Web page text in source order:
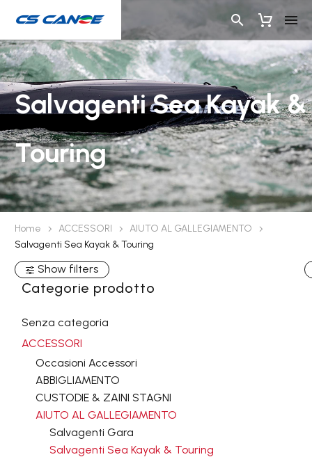
Salvagenti Sea Kayak &
Touring
Home ACCESSORI
AIUTO AL GALLEGIAMENTO
Salvagenti Sea Kayak & Touring
Show filters
Categorie prodotto
Senza categoria
ACCESSORI
Occasioni Accessori
ABBIGLIAMENTO
CUSTODIE & ZAINI STAGNI
AIUTO AL GALLEGIAMENTO
Salvagenti Gara
Salvagenti Sea Kayak & Touring